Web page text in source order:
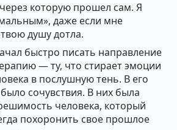
которую прошел сам. Я
даже если мне
душу дотла.
быстро писать направление
— ту, что стирает эмоции
в послушную тень. В его
сочувствия. В них была
человека, который
похоронить свое прошлое